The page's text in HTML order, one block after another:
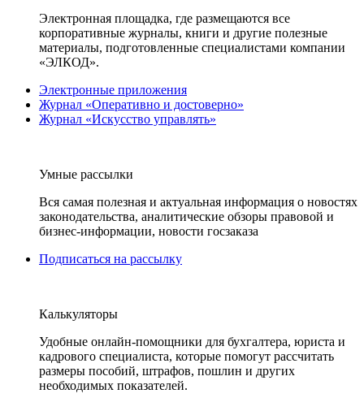
Электронная площадка, где размещаются все
корпоративные журналы, книги и другие полезные
материалы, подготовленные специалистами компании
«ЭЛКОД».
Электронные приложения
Журнал «Оперативно и достоверно»
Журнал «Искусство управлять»
Умные рассылки
Вся самая полезная и актуальная информация о новостях
законодательства, аналитические обзоры правовой и
бизнес-информации, новости госзаказа
Подписаться на рассылку
Калькуляторы
Удобные онлайн-помощники для бухгалтера, юриста и
кадрового специалиста, которые помогут рассчитать
размеры пособий, штрафов, пошлин и других
необходимых показателей.